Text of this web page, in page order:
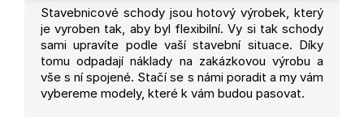
Stavebnicové schody jsou hotový výrobek, který
je vyroben tak, aby byl flexibilní. Vy si tak schody
sami upravíte podle vaší stavební situace. Díky
tomu odpadají náklady na zakázkovou výrobu a
vše s ní spojené. Stačí se s námi poradit a my vám
vybereme modely, které k vám budou pasovat.